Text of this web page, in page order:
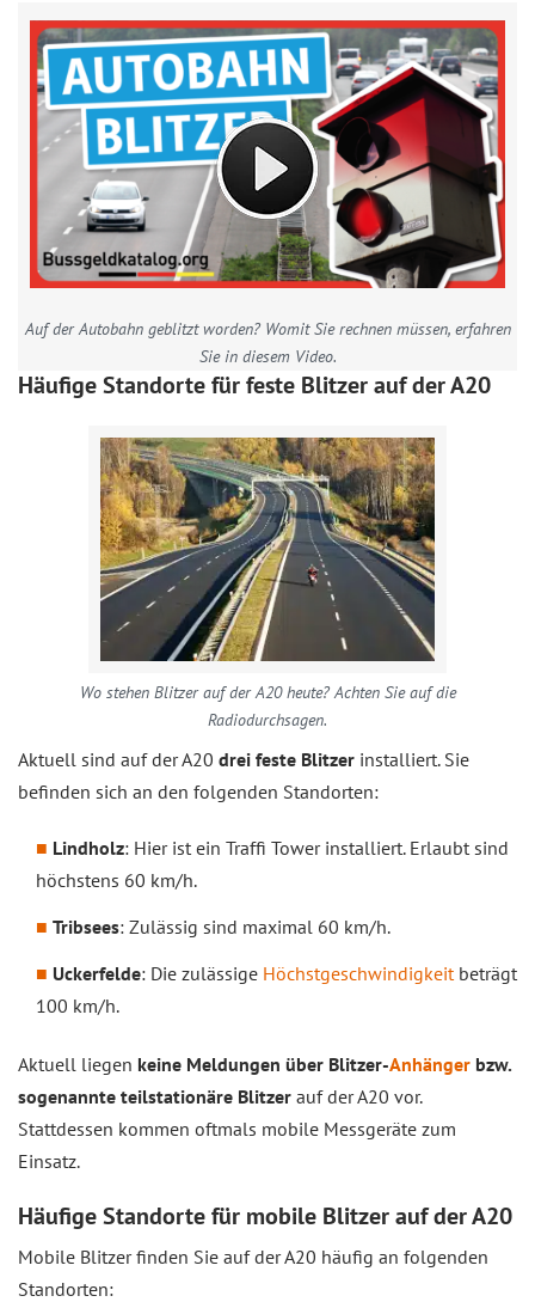
Auf der Autobahn geblitzt worden? Womit Sie rechnen müssen, erfahren
Sie in diesem Video.
Häufige Standorte für feste Blitzer auf der A20
Wo stehen Blitzer auf der A20 heute? Achten Sie auf die
Radiodurchsagen.
Aktuell sind auf der A20 drei feste Blitzer installiert. Sie
befinden sich an den folgenden Standorten:
Lindholz: Hier ist ein Traffi Tower installiert. Erlaubt sind
höchstens 60 km/h.
Tribsees: Zulässig sind maximal 60 km/h.
Uckerfelde: Die zulässige Höchstgeschwindigkeitbeträgt
100 km/h.
Aktuell liegen keine Meldungen über Blitzer-Anhänger bzw.
sogenannte teilstationäre Blitzer auf der A20 vor.
Stattdessen kommen oftmals mobile Messgeräte zum
Einsatz.
Häufige Standorte für mobile Blitzer auf der A20
Mobile Blitzer finden Sie auf der A20 häufig an folgenden
Standorten: